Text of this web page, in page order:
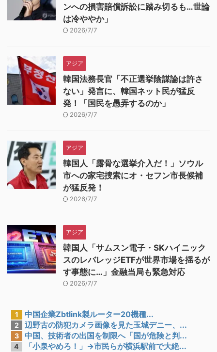
ンへの損害賠償訴訟に踏み切るも…世論
は冷ややか」
2026/7/7
アジア
韓国法務長官「不正選挙陰謀論は許さ
ない」発言に、韓国ネット民が猛反
発！「国民を愚弄するのか」
2026/7/7
アジア
韓国人「露骨な選挙介入だ！」ソウル
市への家宅捜索にオ・セフン市長候補
が猛反発！
2026/7/7
アジア
韓国人「サムスン電子・SKハイニック
スのレバレッジETFが世界市場を揺るが
す事態に…」金融当局も緊急対応
2026/7/7
1 中国企業Zbtlink製ルーター20機種...
2 辺野古の防犯カメラ画像を見た玉城デニー、...
3 中国、技術者の出国を制限へ「国が危険と判...
4
「小泉やめろ！」→市民らが横浜駅前で大絶...